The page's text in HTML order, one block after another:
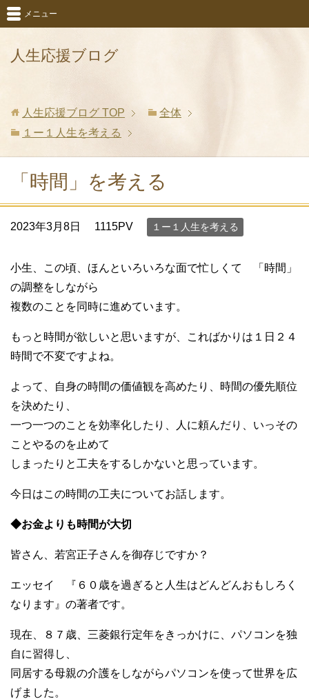
人生応援ブログ
メニュー
人生応援ブログ TOP
全体
１ー１人生を考える
「時間」を考える
2023年3月8日 1115PV １ー１人生を考える
小生、この頃、ほんといろいろな面で忙しくて 「時間」
の調整をしながら
複数のことを同時に進めています。
もっと時間が欲しいと思いますが、こればかりは１日２４
時間で不変ですよね。
よって、自身の時間の価値観を高めたり、時間の優先順位
を決めたり、
一つ一つのことを効率化したり、人に頼んだり、いっその
ことやるのを止めて
しまったりと工夫をするしかないと思っています。
今日はこの時間の工夫についてお話します。
◆お金よりも時間が大切
皆さん、若宮正子さんを御存じですか？
エッセイ 『６０歳を過ぎると人生はどんどんおもしろく
なります』の著者です。
現在、８７歳、三菱銀行定年をきっかけに、パソコンを独
自に習得し、
同居する母親の介護をしながらパソコンを使って世界を広
げました。